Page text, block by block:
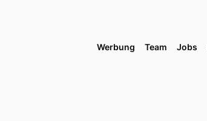
Werbung Team Jobs